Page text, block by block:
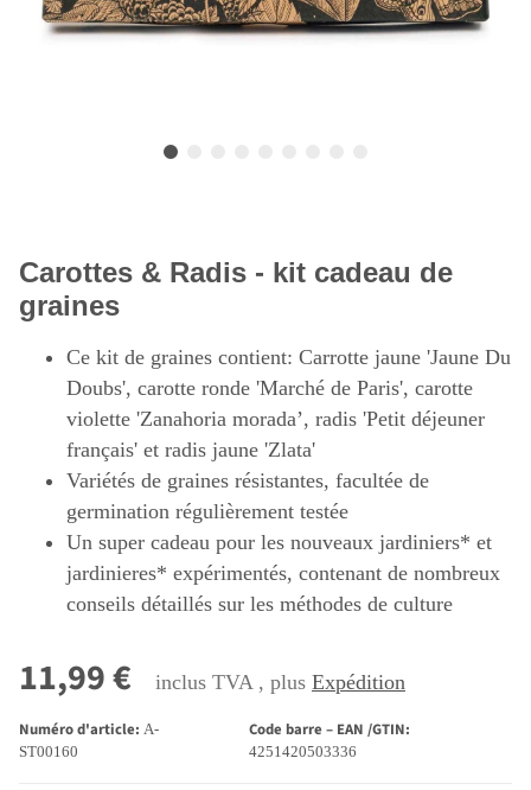
Carottes & Radis - kit cadeau de
graines
Ce kit de graines contient: Carrotte jaune 'Jaune Du
Doubs', carotte ronde 'Marché de Paris', carotte
violette 'Zanahoria morada’, radis 'Petit déjeuner
français' et radis jaune 'Zlata'
Variétés de graines résistantes, facultée de
germination régulièrement testée
Un super cadeau pour les nouveaux jardiniers* et
jardinieres* expérimentés, contenant de nombreux
conseils détaillés sur les méthodes de culture
11,99 € inclus TVA , plus Expédition
Numéro d'article: A-
ST00160
Code barre – EAN /GTIN:
4251420503336